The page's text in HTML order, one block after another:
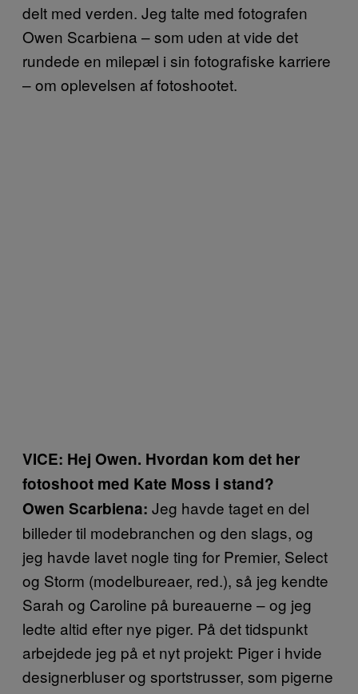
delt med verden. Jeg talte med fotografen
Owen Scarbiena – som uden at vide det
rundede en milepæl i sin fotografiske karriere
– om oplevelsen af fotoshootet.
VICE: Hej Owen. Hvordan kom det her
fotoshoot med Kate Moss i stand?
Owen Scarbiena: Jeg havde taget en del
billeder til modebranchen og den slags, og
jeg havde lavet nogle ting for Premier, Select
og Storm (modelbureaer, red.), så jeg kendte
Sarah og Caroline på bureauerne – og jeg
ledte altid efter nye piger. På det tidspunkt
arbejdede jeg på et nyt projekt: Piger i hvide
designerbluser og sportstrusser, som pigerne